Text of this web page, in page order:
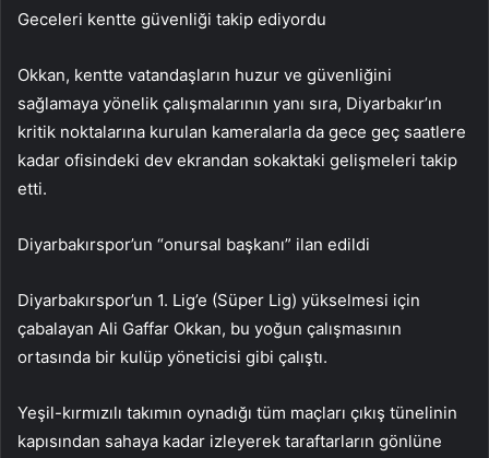
Geceleri kentte güvenliği takip ediyordu
Okkan, kentte vatandaşların huzur ve güvenliğini
sağlamaya yönelik çalışmalarının yanı sıra, Diyarbakır’ın
kritik noktalarına kurulan kameralarla da gece geç saatlere
kadar ofisindeki dev ekrandan sokaktaki gelişmeleri takip
etti.
Diyarbakırspor’un “onursal başkanı” ilan edildi
Diyarbakırspor’un 1. Lig’e (Süper Lig) yükselmesi için
çabalayan Ali Gaffar Okkan, bu yoğun çalışmasının
ortasında bir kulüp yöneticisi gibi çalıştı.
Yeşil-kırmızılı takımın oynadığı tüm maçları çıkış tünelinin
kapısından sahaya kadar izleyerek taraftarların gönlüne